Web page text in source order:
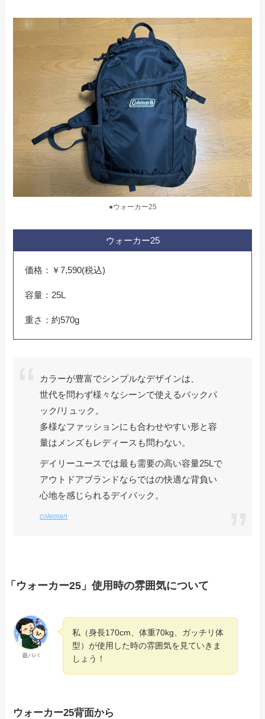
●ウォーカー25
ウォーカー25
価格：￥7,590(税込)
容量：25L
重さ：約570g
カラーが豊富でシンプルなデザインは、
世代を問わず様々なシーンで使えるバックパ
ック/リュック。
多様なファッションにも合わせやすい形と容
量はメンズもレディースも問わない。
デイリーユースでは最も需要の高い容量25Lで
アウトドアブランドならではの快適な背負い
心地を感じられるデイパック。
coleman
「ウォーカー25」使用時の雰囲気について
遊パパ
私（身長170cm、体重70kg、ガッチリ体
型）が使用した時の雰囲気を見ていきま
しょう！
ウォーカー25背面から